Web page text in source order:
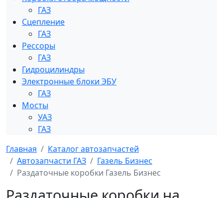
ГАЗ
Сцепление
ГАЗ
Рессоры
ГАЗ
Гидроцилиндры
Электронные блоки ЭБУ
ГАЗ
Мосты
УАЗ
ГАЗ
Главная
Каталог автозапчастей
Автозапчасти ГАЗ
Газель Бизнес
Раздаточные коробки Газель Бизнес